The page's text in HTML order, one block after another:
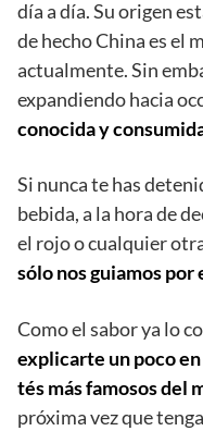
día a día. Su origen
de hecho China es el
actualmente. Sin
expandiendo hacia
conocida y
Si nunca te has
bebida, a la hora de
el rojo o cualquier
sólo nos guiamos por
Como el sabor ya lo
explicarte un poco
tés más famosos del
próxima vez que